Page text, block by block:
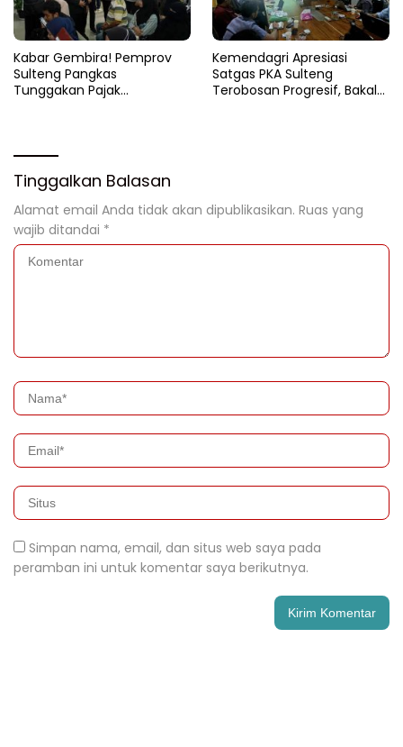
Kabar Gembira! Pemprov
Sulteng Pangkas
Tunggakan Pajak
Kemendagri Apresiasi
Satgas PKA Sulteng
Terobosan Progresif, Bakal
Tinggalkan Balasan
Alamat email Anda tidak akan dipublikasikan. Ruas yang
wajib ditandai *
Simpan nama, email, dan situs web saya pada
peramban ini untuk komentar saya berikutnya.